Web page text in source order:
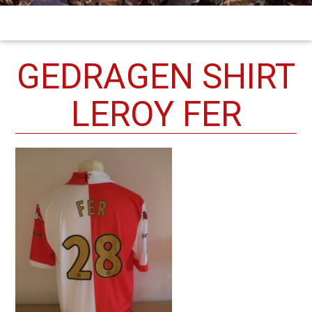
GEDRAGEN SHIRT
LEROY FER